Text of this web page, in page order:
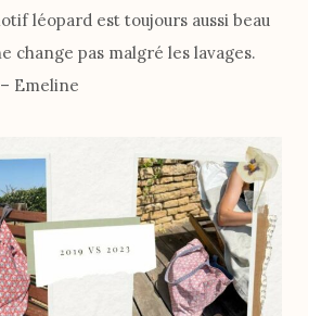
léopard est toujours aussi beau
change pas malgré les lavages.
Emeline